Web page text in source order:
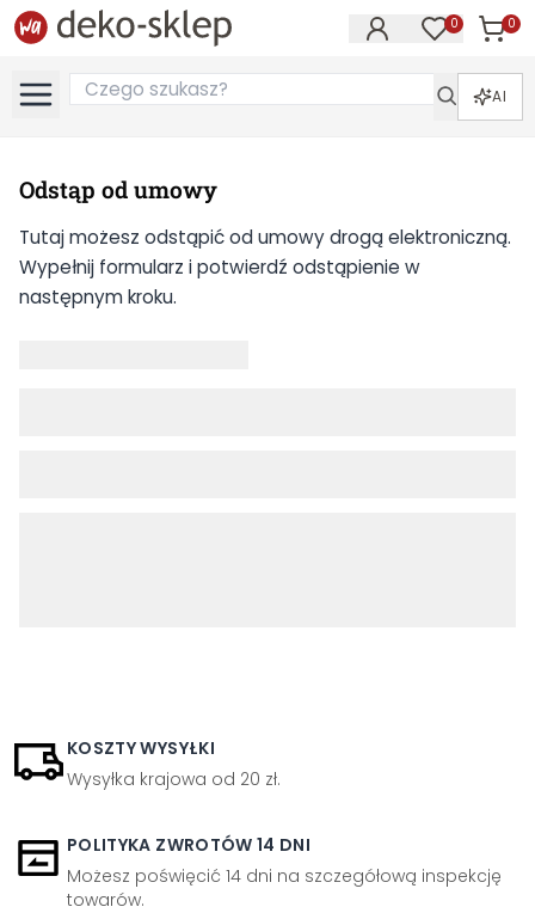
0 0
AI
Odstąp od umowy
Tutaj możesz odstąpić od umowy drogą elektroniczną.
Wypełnij formularz i potwierdź odstąpienie w
następnym kroku.
KOSZTY WYSYŁKI
Wysyłka krajowa od 20 zł.
POLITYKA ZWROTÓW 14 DNI
Możesz poświęcić 14 dni na szczegółową inspekcję
towarów.